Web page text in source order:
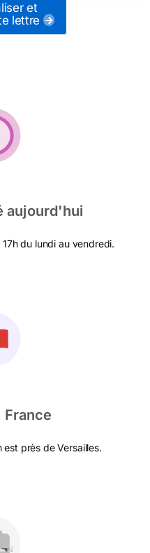
et
lettre
aujourd'hui
du lundi au vendredi.
France
près de Versailles.